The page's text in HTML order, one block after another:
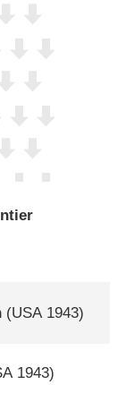
(USA1943)
1943)